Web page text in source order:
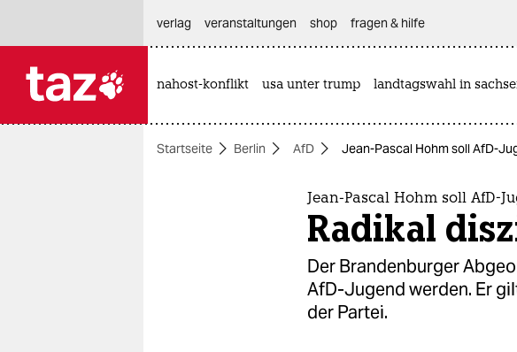
themen
verlag
veranstaltungen shop fragen & hilfe
nahost-konflikt usa unter trump landtagswahl in
Startseite Berlin AfD Jean-Pascal Hohm soll AfD-
Jean-Pascal Hohm soll AfD-
Radikal
Der Brandenburger
AfD-Jugend werden. Er
der Partei.